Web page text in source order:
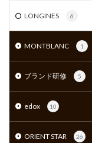
LONGINES 6
MONTBLANC 1
ブランド研修 5
edox 10
ORIENT STAR 26